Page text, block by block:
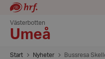
Västerbotten
Umeå
Start Nyheter Bussresa